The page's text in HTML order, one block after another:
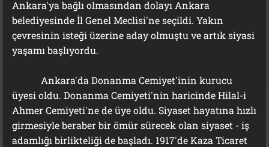
Ankara'ya bağlı olmasından dolayı Ankara
belediyesinde İl Genel Meclisi'ne seçildi. Yakın
çevresinin isteği üzerine aday olmuştu ve artık siyasi
yaşamı başlıyordu.
Ankara'da Donanma Cemiyet'inin kurucu
üyesi oldu. Donanma Cemiyeti'nin haricinde Hilal-i
Ahmer Cemiyeti'ne de üye oldu. Siyaset hayatına hızlı
girmesiyle beraber bir ömür sürecek olan siyaset - iş
adamlığı birlikteliği de başladı. 1917'de Kaza Ticaret